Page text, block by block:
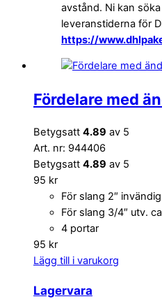
avstånd. Ni kan
leveranstiderna för
https://
Fördelare med
Betygsatt 4.89 av 5
Art. nr: 944406
Betygsatt 4.89 av 5
95 kr
För slang 2″ invändig
För slang 3/4″ utv.
4 portar
95 kr
Lägg till i varukorg
Lagervara